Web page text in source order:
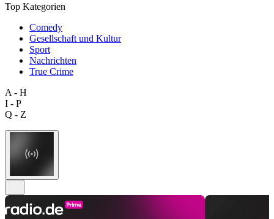
Top Kategorien
Comedy
Gesellschaft und Kultur
Sport
Nachrichten
True Crime
A - H
I - P
Q - Z